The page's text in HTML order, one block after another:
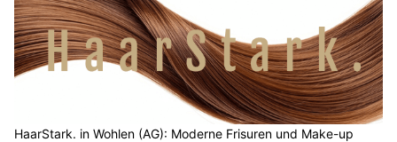
HaarStark. in Wohlen (AG): Moderne Frisuren und Make-up